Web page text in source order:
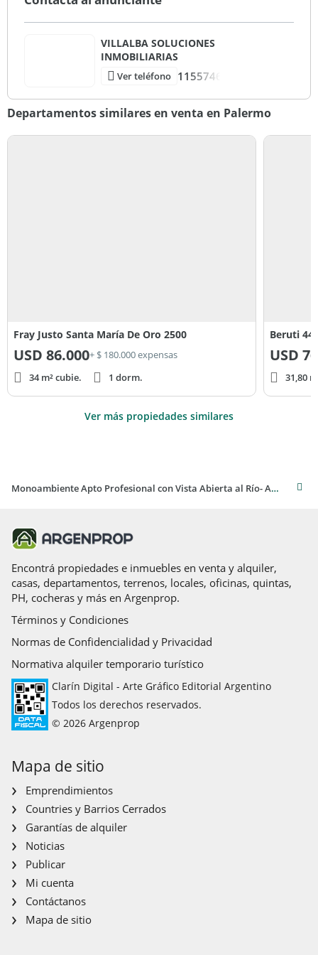
VILLALBA SOLUCIONES
INMOBILIARIAS
Ver teléfono 1155746
Departamentos similares en venta en Palermo
Fray Justo Santa María De Oro 2500
USD 86.000+ $ 180.000 expensas
34 m² cubie.
1 dorm.
Beruti
USD
31,80
Ver más propiedades similares
Monoambiente Apto Profesional con Vista Abierta al Río- A metros de Plaza Italia-
Encontrá propiedades e inmuebles en venta y alquiler,
casas, departamentos, terrenos, locales, oficinas, quintas,
PH, cocheras y más en Argenprop.
Términos y Condiciones
Normas de Confidencialidad y Privacidad
Normativa alquiler temporario turístico
Clarín Digital - Arte Gráfico Editorial Argentino
Todos los derechos reservados.
© 2026 Argenprop
Mapa de sitio
Emprendimientos
Countries y Barrios Cerrados
Garantías de alquiler
Noticias
Publicar
Mi cuenta
Contáctanos
Mapa de sitio